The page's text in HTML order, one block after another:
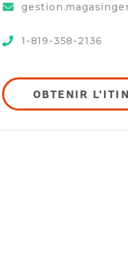
1-819-358-2136
OBTENIR